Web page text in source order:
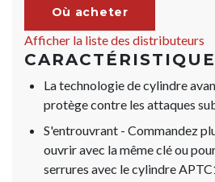
Où acheter
Afficher la liste des distributeurs
La technologie de cylindre
protège contre les attaques
S'entrouvrant - Commandez
ouvrir avec la même clé ou
serrures avec le cylindre